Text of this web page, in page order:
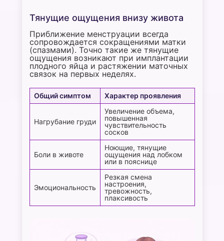
Тянущие ощущения внизу живота
Приближение менструации всегда
сопровождается сокращениями матки
(спазмами). Точно такие же тянущие
ощущения возникают при имплантации
плодного яйца и растяжении маточных
связок на первых неделях.
Общий симптом Характер проявления
Нагрубание груди
Увеличение объема,
повышенная
чувствительность
сосков
Боли в животе
Ноющие, тянущие
ощущения над лобком
или в пояснице
Эмоциональность
Резкая смена
настроения,
тревожность,
плаксивость